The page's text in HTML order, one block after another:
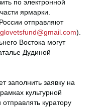
по электронной
ярмарки.
отправляют
).
Востока могут
Дудиной
заполнить заявку на
культурной
куратору